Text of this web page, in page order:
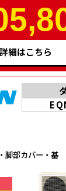
細はこちら
脚部カバー・基